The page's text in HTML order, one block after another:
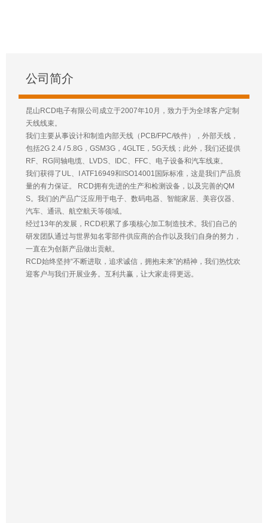
公司简介
昆山RCD电子有限公司成立于2007年10月，致力于为全球客户定制
天线线束。
我们主要从事设计和制造内部天线（PCB/FPC/铁件），外部天线，
包括2G 2.4 / 5.8G，GSM3G，4GLTE，5G天线；此外，我们还提供
RF、RG同轴电缆、LVDS、IDC、FFC、电子设备和汽车线束。
我们获得了UL、I ATF16949和ISO14001国际标准，这是我们产品质
量的有力保证。 RCD拥有先进的生产和检测设备，以及完善的QM
S。我们的产品广泛应用于电子、数码电器、智能家居、美容仪器、
汽车、通讯、航空航天等领域。
经过13年的发展，RCD积累了多项核心加工制造技术。我们自己的
研发团队通过与世界知名零部件供应商的合作以及我们自身的努力，
一直在为创新产品做出贡献。
RCD始终坚持“不断进取，追求诚信，拥抱未来”的精神，我们热忱欢
迎客户与我们开展业务。互利共赢，让大家走得更远。